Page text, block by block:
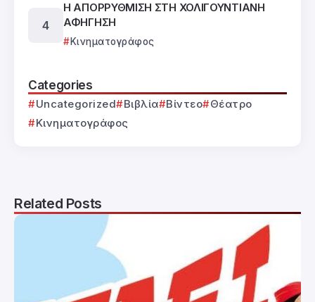
Η ΑΠΟΡΡΥΘΜΙΣΗ ΣΤΗ ΧΟΛΙΓΟΥΝΤΙΑΝΗ
ΑΦΗΓΗΣΗ
Κινηματογράφος
Categories
Uncategorized Βιβλία Βίντεο
Θέατρο
Κινηματογράφος
Related Posts